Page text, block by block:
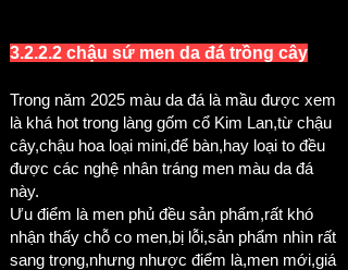
3.2.2.2 chậu sứ men da đá trồng cây
Trong năm 2025 màu da đá là mầu được xem
là khá hot trong làng gốm cổ Kim Lan,từ chậu
cây,chậu hoa loại mini,để bàn,hay loại to đều
được các nghệ nhân tráng men màu da đá
này.
Ưu điểm là men phủ đều sản phẩm,rất khó
nhận thấy chỗ co men,bị lỗi,sản phẩm nhìn rất
sang trọng,nhưng nhược điểm là,men mới,giá